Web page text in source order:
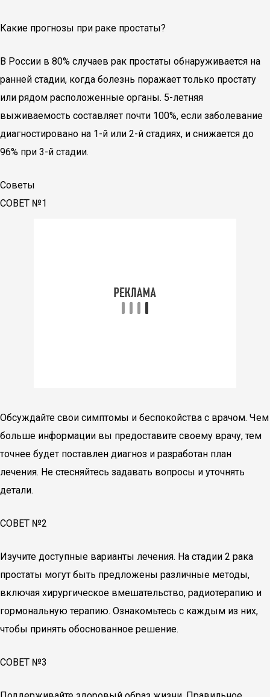
Какие прогнозы при раке простаты?
В России в 80% случаев рак простаты обнаруживается на
ранней стадии, когда болезнь поражает только простату
или рядом расположенные органы. 5-летняя
выживаемость составляет почти 100%, если заболевание
диагностировано на 1-й или 2-й стадиях, и снижается до
96% при 3-й стадии.
Советы
СОВЕТ №1
Обсуждайте свои симптомы и беспокойства с врачом. Чем
больше информации вы предоставите своему врачу, тем
точнее будет поставлен диагноз и разработан план
лечения. Не стесняйтесь задавать вопросы и уточнять
детали.
СОВЕТ №2
Изучите доступные варианты лечения. На стадии 2 рака
простаты могут быть предложены различные методы,
включая хирургическое вмешательство, радиотерапию и
гормональную терапию. Ознакомьтесь с каждым из них,
чтобы принять обоснованное решение.
СОВЕТ №3